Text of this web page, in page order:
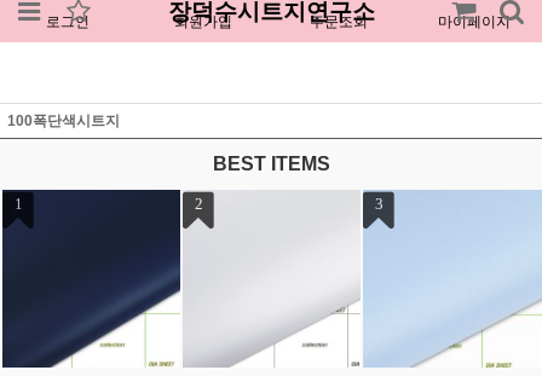
로그인 회원가입 주문조회 마이페이지
장덕수시트지연구소
100폭단색시트지
BEST ITEMS
1 2 3